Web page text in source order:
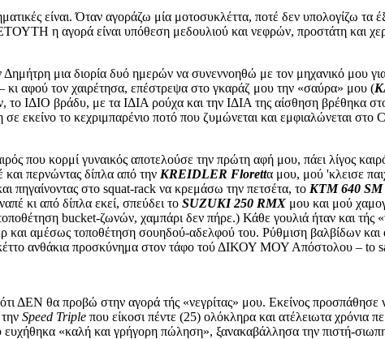
είναι. Όταν αγοράζω μία μοτοσυκλέττα, ποτέ δεν υπολογίζω τα
η αγορά είναι υπόθεση μεδουλιού και νεφρών, προστάτη και
μια διορία δυό ημερών να συνεννοηθώ με τον μηχανικό μου
κι αφού τον χαιρέτησα, επέστρεψα στο γκαράζ μου την «σαύρα» μου (
ΙΔΙΟ βράδυ, με τα ΙΔΙΑ ρούχα και την ΙΔΙΑ της αίσθηση βρέθηκα
εκείνο το κεχριμπαρένιο ποτό που ζυμώνεται και εμφιαλώνεται
κορμί γυναικός αποτελούσε την πρώτη αφή μου, πάει λίγος
περνώντας δίπλα από την KREIDLER Florettα μου, μού 'κλεισε
πηγαίνοντας στο squat-rack να κρεμάσω την πετσέτα, το ΚΤΜ 640 SM
κι από δίπλα εκεί, σπεύδει το SUZUKI 250 RMX μου και μού
bucket-ζωνών, χαμπάρι δεν πήρε.) Κάθε γουλιά ήταν και τής
και αμέσως τοποθέτηση σουηδού-αδελφού του. Ρύθμιση βαλβίδων
ανθάκια προσκύνημα στον τάφο τού ΔΙΚΟΥ ΜΟΥ Απόστολου – to
ΔΕΝ θα προβώ στην αγορά τής «νεγρίτας» μου. Εκείνος προσπάθησε
Speed Triple που είκοσι πέντε (25) ολόκληρα και ατέλειωτα χρόνια
ευχήθηκα «καλή και γρήγορη πώληση», ξανακαβάλλησα την πιστή-